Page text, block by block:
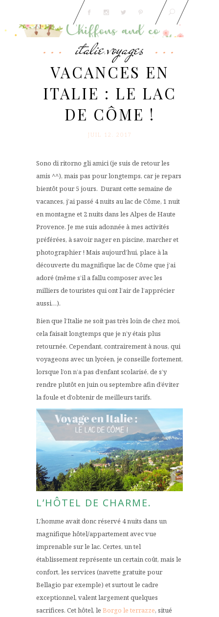
italie,voyages
VACANCES EN
ITALIE : LE LAC
DE CÔME !
JUIL 12. 2017
Sono di ritorno gli amici (je suis de retour les
amis ^^), mais pas pour longtemps, car je repars
bientôt pour 5 jours. Durant cette semaine de
vacances, j’ai passé 4 nuits au lac de Côme, 1 nuit
en montagne et 2 nuits dans les Alpes de Haute
Provence. Je me suis adonnée à mes activités
préférées, à savoir nager en piscine, marcher et
photographier ! Mais aujourd’hui, place à la
découverte du magnifique lac de Côme que j’ai
adoré (même s’il a fallu composer avec les
milliers de touristes qui ont l’air de l’apprécier
aussi…).
Bien que l’Italie ne soit pas très loin de chez moi,
cela faisait longtemps que je n’y étais plus
retournée. Cependant, contrairement à nous, qui
voyageons avec un lycéen, je conseille fortement,
lorsque l’on n’a pas d’enfant scolarisé, de s’y
rendre plutôt en juin ou septembre afin d’éviter
la foule et d’obtenir de meilleurs tarifs.
L’HÔTEL DE CHARME.
L’homme avait donc réservé 4 nuits dans un
magnifique hôtel/appartement avec vue
imprenable sur le lac. Certes, un tel
établissement représente un certain coût, mais le
confort, les services (navette gratuite pour
Bellagio par exemple) et surtout le cadre
exceptionnel, valent largement quelques
sacrifices. Cet hôtel, le Borgo le terrazze, situé